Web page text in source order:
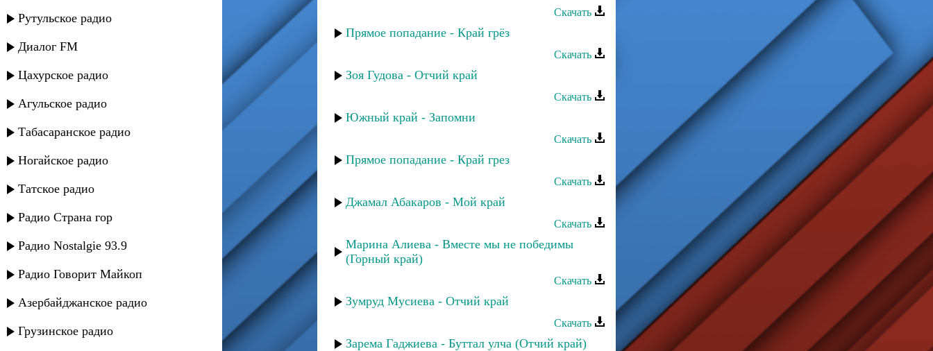
Рутульское радио
Диалог FM
Цахурское радио
Агульское радио
Табасаранское радио
Ногайское радио
Татское радио
Радио Страна гор
Радио Nostalgie 93.9
Радио Говорит Майкоп
Азербайджанское радио
Грузинское радио
Скачать
Прямое попадание - Край грёз
Скачать
Зоя Гудова - Отчий край
Скачать
Южный край - Запомни
Скачать
Прямое попадание - Край грез
Скачать
Джамал Абакаров - Мой край
Скачать
Марина Алиева - Вместе мы не победимы
(Горный край)
Скачать
Зумруд Мусиева - Отчий край
Скачать
Зарема Гаджиева - Буттал улча (Отчий край)